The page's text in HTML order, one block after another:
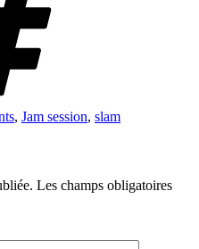
, Jam session, slam
Les champs obligatoires